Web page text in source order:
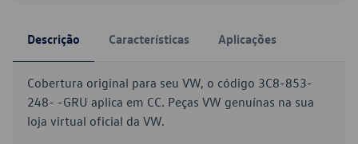
Descrição Características Aplicações
Cobertura original para seu VW, o código 3C8-853-
248- -GRU aplica em CC. Peças VW genuínas na sua
loja virtual oficial da VW.